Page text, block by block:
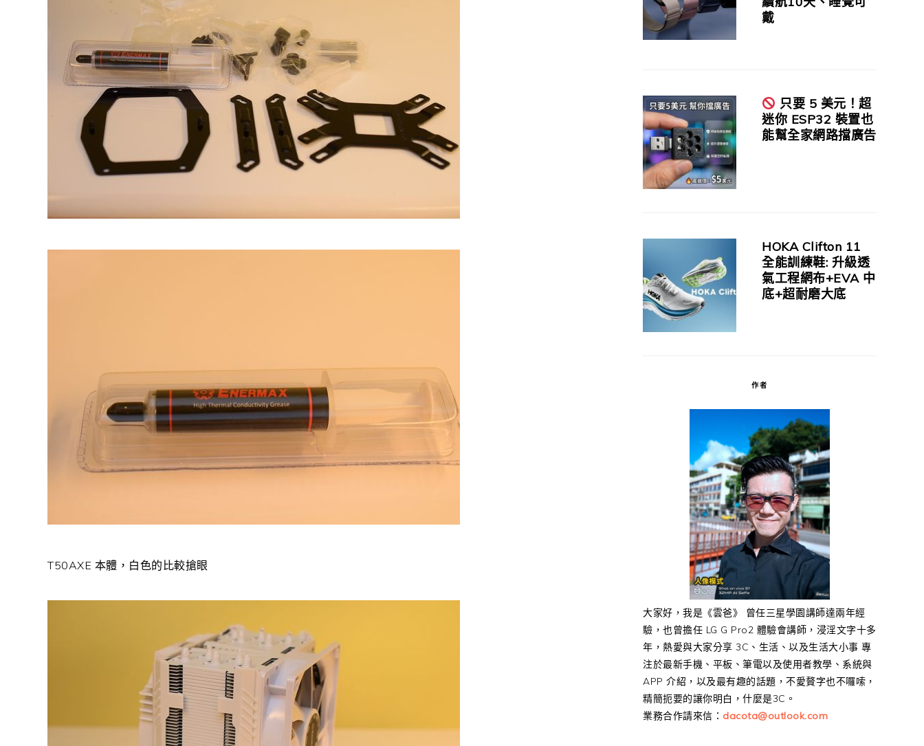
T50AXE 本體，白色的比較搶眼
戴
只要 5 美元！超
迷你 ESP32 裝置也
能幫全家網路擋廣告
HOKA Clifton 11
全能訓練鞋: 升級透
氣工程網布+EVA 中
底+超耐磨大底
作者
大家好，我是《雲爸》 曾任三星學園講師達兩年經
驗，也曾擔任 LG G Pro2 體驗會講師，浸淫文字十多
年，熱愛與大家分享 3C、生活、以及生活大小事 專
注於最新手機、平板、筆電以及使用者教學、系統與
APP 介紹，以及最有趣的話題，不愛贅字也不囉嗦，
精簡扼要的讓你明白，什麼是3C。
業務合作請來信： dacota@outlook.com